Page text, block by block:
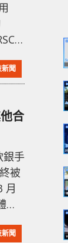
並
裝
新聞
合
銀手
被
月
行
近
新聞